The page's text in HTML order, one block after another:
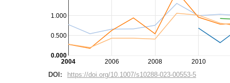
2006 2008 2010
2004
0.500
1.000
0.000
DOI: https://doi.org/10.1007/s10288-023-00553-5